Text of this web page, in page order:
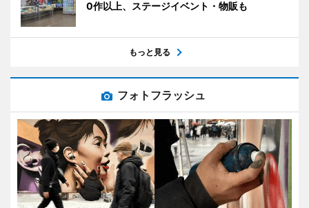
0作以上、ステージイベント・物販も
もっと見る
フォトフラッシュ